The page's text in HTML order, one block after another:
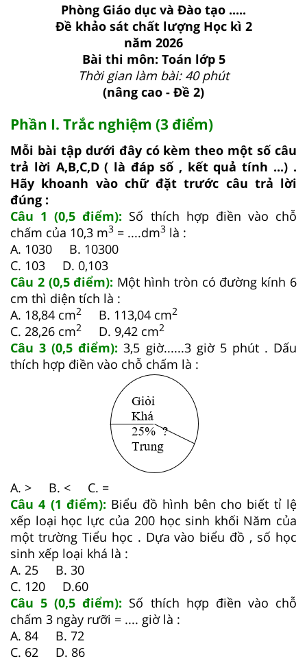
Phòng Giáo dục và Đào tạo .....
Đề khảo sát chất lượng Học kì 2
năm 2026
Bài thi môn: Toán lớp 5
Thời gian làm bài: 40 phút
(nâng cao - Đề 2)
Phần I. Trắc nghiệm (3 điểm)
Mỗi bài tập dưới đây có kèm theo một số câu
trả lời A,B,C,D ( là đáp số , kết quả tính ...) .
Hãy khoanh vào chữ đặt trước câu trả lời
đúng :
Câu 1 (0,5 điểm): Số thích hợp điền vào chỗ
chấm của 10,3 m3 = ....dm3 là :
A. 1030 B. 10300
C. 103 D. 0,103
Câu 2 (0,5 điểm): Một hình tròn có đường kính 6
cm thì diện tích là :
A. 18,84 cm2 B. 113,04 cm2
C. 28,26 cm2 D. 9,42 cm2
Câu 3 (0,5 điểm): 3,5 giờ......3 giờ 5 phút . Dấu
thích hợp điền vào chỗ chấm là :
A. > B. < C. =
Câu 4 (1 điểm): Biểu đồ hình bên cho biết tỉ lệ
xếp loại học lực của 200 học sinh khối Năm của
một trường Tiểu học . Dựa vào biểu đồ , số học
sinh xếp loại khá là :
A. 25 B. 30
C. 120 D.60
Câu 5 (0,5 điểm): Số thích hợp điền vào chỗ
chấm 3 ngày rưỡi = .... giờ là :
A. 84 B. 72
C. 62 D. 86